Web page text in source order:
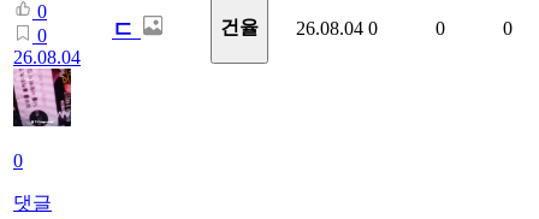
0
0
26.08.04
0
댓글
ㄷ 건율 26.08.04 0 0 0